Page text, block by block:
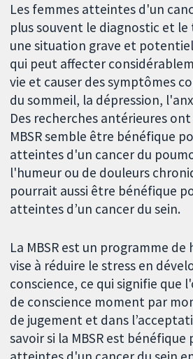
Les femmes atteintes d'un
plus souvent le diagnostic et
une situation grave et
qui peut affecter
vie et causer des symptômes
du sommeil, la dépression,
Des recherches antérieures
MBSR semble être bénéfique
atteintes d'un cancer du
l'humeur ou de douleurs
pourrait aussi être bénéfique
atteintes d’un cancer du sein.
La MBSR est un programme de
vise à réduire le stress en
conscience, ce qui signifie que
de conscience moment par
de jugement et dans
savoir si la MBSR est